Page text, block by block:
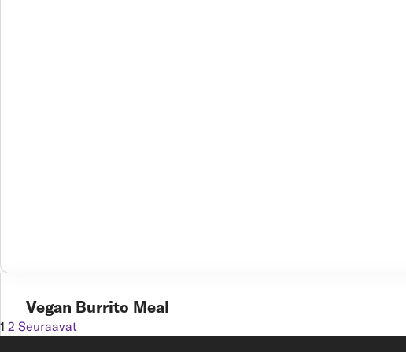
Vegan Burrito Meal
1 2 Seuraavat